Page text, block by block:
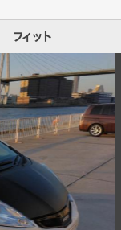
フィット